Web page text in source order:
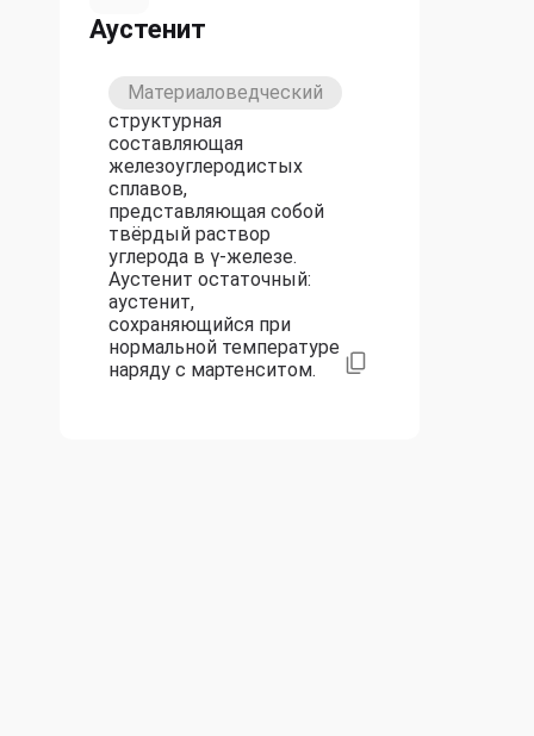
Аустенит
Материаловедческий
структурная
составляющая
железоуглеродистых
сплавов,
представляющая собой
твёрдый раствор
углерода в γ-железе.
Аустенит остаточный:
аустенит,
сохраняющийся при
нормальной температуре
наряду с мартенситом.